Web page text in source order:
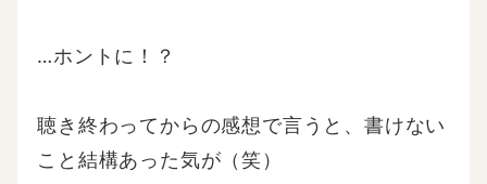
…ホントに！？
聴き終わってからの感想で言うと、書けない
こと結構あった気が（笑）